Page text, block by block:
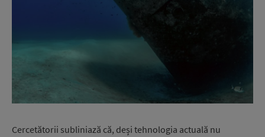
Cercetătorii subliniază că, deși tehnologia actuală nu